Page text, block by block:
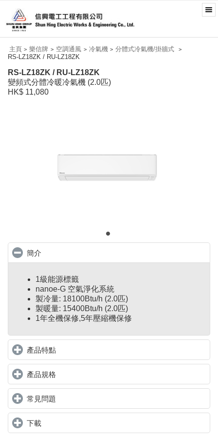
主頁 > 樂信牌 > 空調通風 > 冷氣機 > 分體式冷氣機/掛牆式 >
RS-LZ18ZK / RU-LZ18ZK
RS-LZ18ZK / RU-LZ18ZK
變頻式分體冷暖冷氣機 (2.0匹)
HK$ 11,080
簡介
1級能源標籤
nanoe-G 空氣淨化系統
製冷量: 18100Btu/h (2.0匹)
製暖量: 15400Btu/h (2.0匹)
1年全機保修,5年壓縮機保修
產品特點click to expand contents
產品規格
常見問題
下載click to expand contents